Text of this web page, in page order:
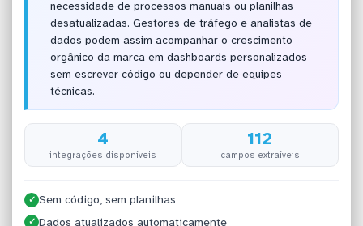
necessidade de processos manuais ou planilhas
desatualizadas. Gestores de tráfego e analistas de
dados podem assim acompanhar o crescimento
orgânico da marca em dashboards personalizados
sem escrever código ou depender de equipes
técnicas.
4
integrações disponíveis
112
campos extraíveis
✓ Sem código, sem planilhas
✓ Dados atualizados automaticamente